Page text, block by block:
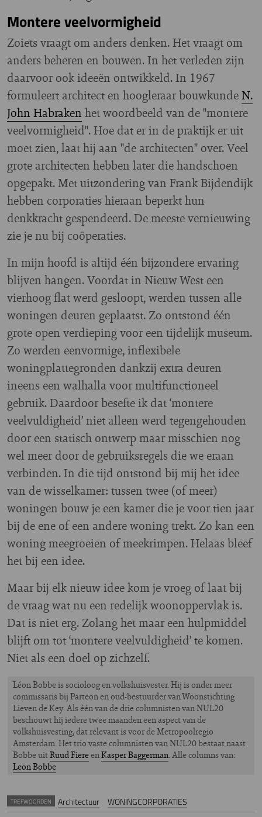
Montere veelvormigheid
Zoiets vraagt om anders denken. Het vraagt om
anders beheren en bouwen. In het verleden zijn
daarvoor ook ideeën ontwikkeld. In 1967
formuleert architect en hoogleraar bouwkundeN.
John Habraken het woordbeeld van de "montere
veelvormigheid". Hoe dat er in de praktijk er uit
moet zien, laat hij aan "de architecten" over. Veel
grote architecten hebben later die handschoen
opgepakt. Met uitzondering van Frank Bijdendijk
hebben corporaties hieraan beperkt hun
denkkracht gespendeerd. De meeste vernieuwing
zie je nu bij coöperaties.
In mijn hoofd is altijd één bijzondere ervaring
blijven hangen. Voordat in Nieuw West een
vierhoog flat werd gesloopt, werden tussen alle
woningen deuren geplaatst. Zo ontstond één
grote open verdieping voor een tijdelijk museum.
Zo werden eenvormige, inflexibele
woningplattegronden dankzij extra deuren
ineens een walhalla voor multifunctioneel
gebruik. Daardoor besefte ik dat ‘montere
veelvuldigheid’ niet alleen werd tegengehouden
door een statisch ontwerp maar misschien nog
wel meer door de gebruiksregels die we eraan
verbinden. In die tijd ontstond bij mij het idee
van de wisselkamer: tussen twee (of meer)
woningen bouw je een kamer die je voor tien jaar
bij de ene of een andere woning trekt. Zo kan een
woning meegroeien of meekrimpen. Helaas bleef
het bij een idee.
Maar bij elk nieuw idee kom je vroeg of laat bij
de vraag wat nu een redelijk woonoppervlak is.
Dat is niet erg. Zolang het maar een hulpmiddel
blijft om tot ‘montere veelvuldigheid’ te komen.
Niet als een doel op zichzelf.
Léon Bobbe is socioloog en volkshuisvester. Hij is onder meer
commissaris bij Parteon en oud-bestuurder van Woonstichting
Lieven de Key. Als één van de drie columnisten van NUL20
beschouwt hij iedere twee maanden een aspect van de
volkshuisvesting, dat relevant is voor de Metropoolregio
Amsterdam. Het trio vaste columnisten van NUL20 bestaat naast
Bobbe uitRuud FiereenKasper Baggerman. Alle columns van:
Leon Bobbe
TREFWOORDEN Architectuur WONINGCORPORATIES